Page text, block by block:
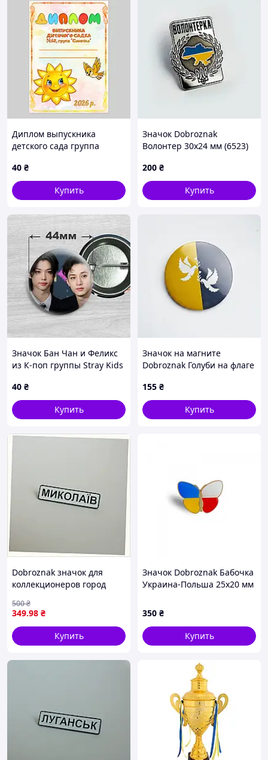
Диплом выпускника
детского сада группа
40 ₴
Купить
Значок Dobroznak
Волонтер 30х24 мм (6523)
200 ₴
Купить
Значок Бан Чан и Феликс
из К-поп группы Stray Kids
40 ₴
Купить
Значок на магните
Dobroznak Голуби на флаге
155 ₴
Купить
Dobroznak значок для
коллекционеров город
349.98 ₴
500₴
Купить
Значок Dobroznak Бабочка
Украина-Польша 25x20 мм
350 ₴
Купить